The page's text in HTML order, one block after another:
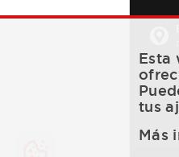
Esta
tus
Más